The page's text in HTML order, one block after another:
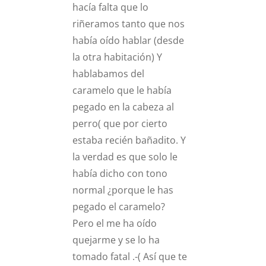
hacía falta que lo
riñeramos tanto que nos
había oído hablar (desde
la otra habitación) Y
hablabamos del
caramelo que le había
pegado en la cabeza al
perro( que por cierto
estaba recién bañadito. Y
la verdad es que solo le
había dicho con tono
normal ¿porque le has
pegado el caramelo?
Pero el me ha oído
quejarme y se lo ha
tomado fatal .-( Así que te